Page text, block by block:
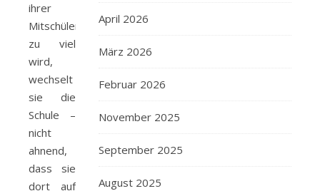
ihrer
Mitschüler
zu viel
wird,
wechselt
sie die
Schule –
nicht
ahnend,
dass sie
dort auf
April 2026
März 2026
Februar 2026
November 2025
September 2025
August 2025